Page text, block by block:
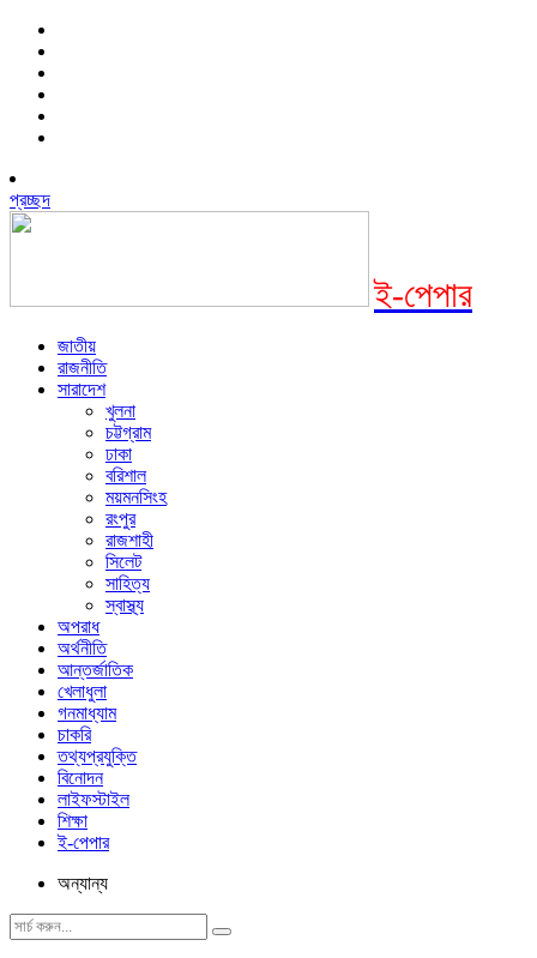
প্রচ্ছদ
ই-পেপার
জাতীয়
রাজনীতি
সারাদেশ
খুলনা
চট্টগ্রাম
ঢাকা
বরিশাল
ময়মনসিংহ
রংপুর
রাজশাহী
সিলেট
সাহিত্য
স্বাস্থ্য
অপরাধ
অর্থনীতি
আন্তর্জাতিক
খেলাধুলা
গনমাধ্যাম
চাকরি
তথ্যপ্রযুক্তি
বিনোদন
লাইফস্টাইল
শিক্ষা
ই-পেপার
অন্যান্য